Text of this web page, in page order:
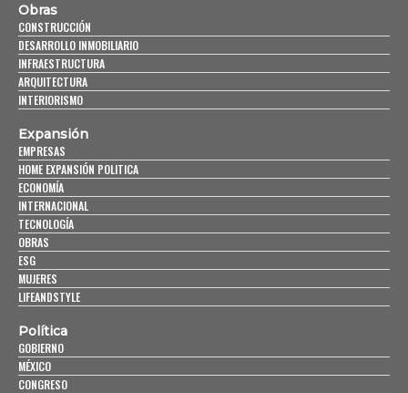
Obras
CONSTRUCCIÓN
DESARROLLO INMOBILIARIO
INFRAESTRUCTURA
ARQUITECTURA
INTERIORISMO
Expansión
EMPRESAS
HOME EXPANSIÓN POLITICA
ECONOMÍA
INTERNACIONAL
TECNOLOGÍA
OBRAS
ESG
MUJERES
LIFEANDSTYLE
Política
GOBIERNO
MÉXICO
CONGRESO